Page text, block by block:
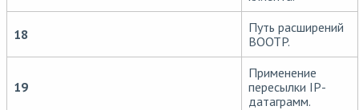
18
Путь расширений
BOOTP.
19
Применение
пересылки IP-
датаграмм.